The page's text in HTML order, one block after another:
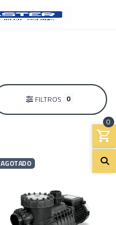
0
FILTROS 0
AGOTADO